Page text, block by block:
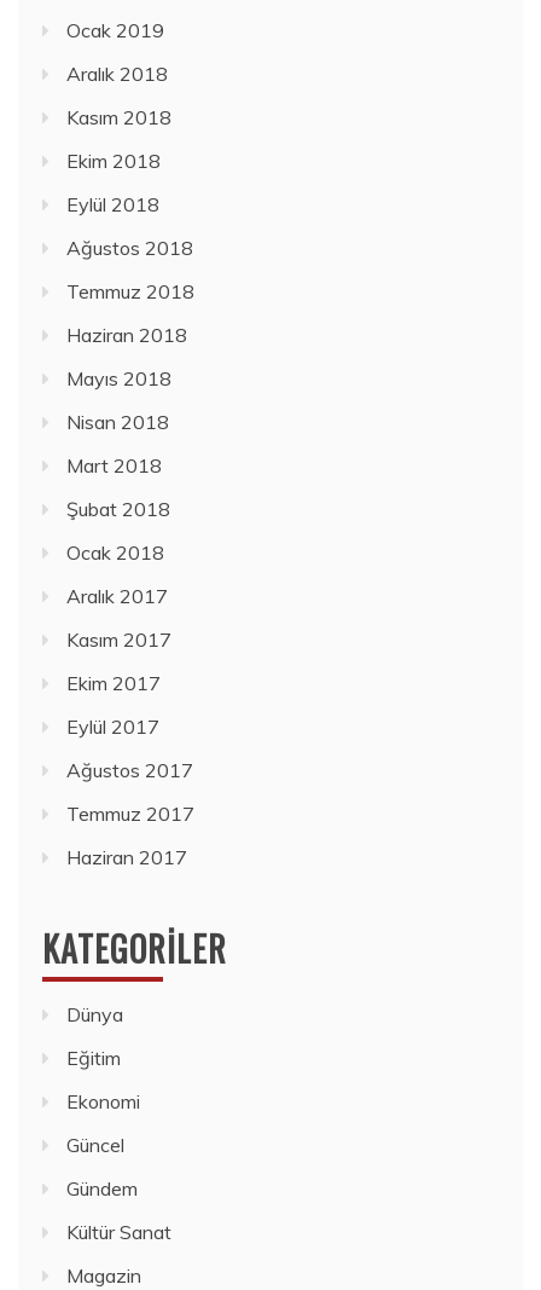
Ocak 2019
Aralık 2018
Kasım 2018
Ekim 2018
Eylül 2018
Ağustos 2018
Temmuz 2018
Haziran 2018
Mayıs 2018
Nisan 2018
Mart 2018
Şubat 2018
Ocak 2018
Aralık 2017
Kasım 2017
Ekim 2017
Eylül 2017
Ağustos 2017
Temmuz 2017
Haziran 2017
KATEGORILER
Dünya
Eğitim
Ekonomi
Güncel
Gündem
Kültür Sanat
Magazin